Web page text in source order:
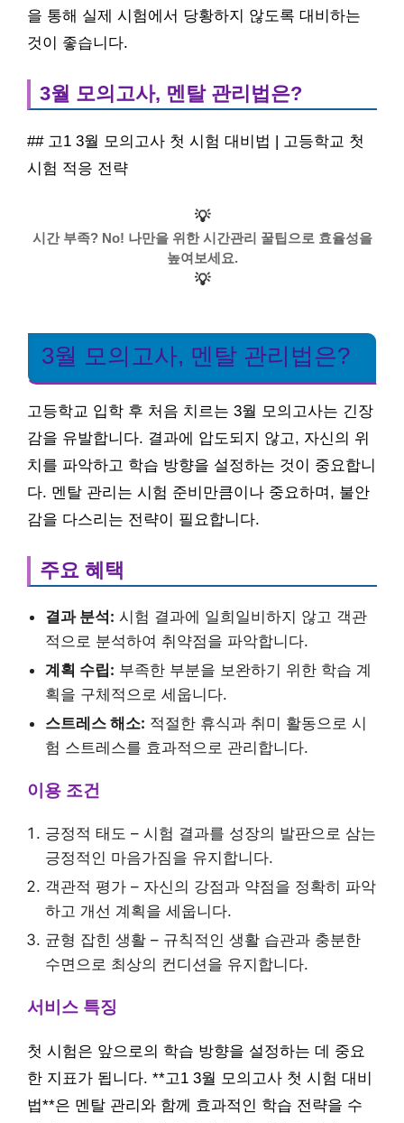
을 통해 실제 시험에서 당황하지 않도록 대비하는
것이 좋습니다.
3월 모의고사, 멘탈 관리법은?
## 고1 3월 모의고사 첫 시험 대비법 | 고등학교 첫
시험 적응 전략
💡
시간 부족? No! 나만을 위한 시간관리 꿀팁으로 효율성을
높여보세요.
💡
3월 모의고사, 멘탈 관리법은?
고등학교 입학 후 처음 치르는 3월 모의고사는 긴장
감을 유발합니다. 결과에 압도되지 않고, 자신의 위
치를 파악하고 학습 방향을 설정하는 것이 중요합니
다. 멘탈 관리는 시험 준비만큼이나 중요하며, 불안
감을 다스리는 전략이 필요합니다.
주요 혜택
결과 분석: 시험 결과에 일희일비하지 않고 객관
적으로 분석하여 취약점을 파악합니다.
계획 수립: 부족한 부분을 보완하기 위한 학습 계
획을 구체적으로 세웁니다.
스트레스 해소: 적절한 휴식과 취미 활동으로 시
험 스트레스를 효과적으로 관리합니다.
이용 조건
긍정적 태도 – 시험 결과를 성장의 발판으로 삼는
긍정적인 마음가짐을 유지합니다.
객관적 평가 – 자신의 강점과 약점을 정확히 파악
하고 개선 계획을 세웁니다.
균형 잡힌 생활 – 규칙적인 생활 습관과 충분한
수면으로 최상의 컨디션을 유지합니다.
서비스 특징
첫 시험은 앞으로의 학습 방향을 설정하는 데 중요
한 지표가 됩니다. **고1 3월 모의고사 첫 시험 대비
법**은 멘탈 관리와 함께 효과적인 학습 전략을 수